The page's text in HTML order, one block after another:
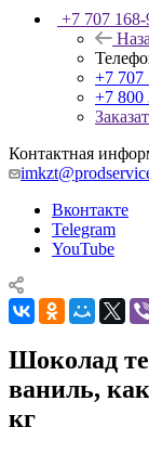
+7 707
+7 707
+7 800
Контактная
Вконтакте
Telegram
YouTube
Шоколад
ваниль,
кг